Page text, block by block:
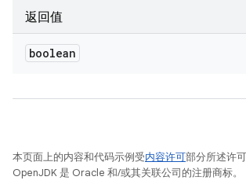
返回值
boolean
本页面上的内容和代码示例受内容许可部分所述许
OpenJDK 是 Oracle 和/或其关联公司的注册商标。